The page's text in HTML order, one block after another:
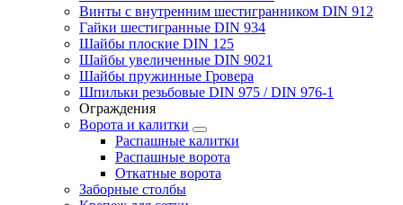
Винты с внутренним шестигранником DIN 912
Гайки шестигранные DIN 934
Шайбы плоские DIN 125
Шайбы увеличенные DIN 9021
Шайбы пружинные Гровера
Шпильки резьбовые DIN 975 / DIN 976-1
Ограждения
Ворота и калитки
Распашные калитки
Распашные ворота
Откатные ворота
Заборные столбы